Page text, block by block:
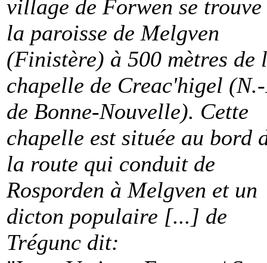
village de Forwen se trouve
la paroisse de Melgven
(Finistère) à 500 mètres de
chapelle de Creac'higel
de Bonne-Nouvelle). Cette
chapelle est située au bord
la route qui conduit de
Rosporden à Melgven et un
dicton populaire [...] de
Trégunc dit: